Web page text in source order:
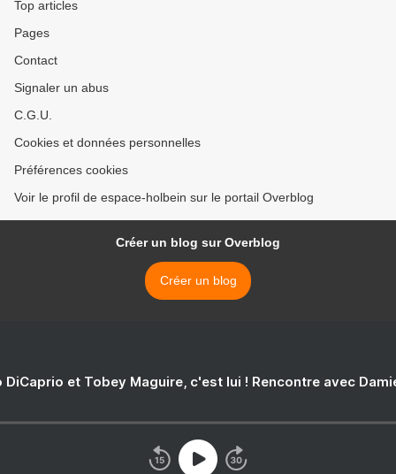
Top articles
Pages
Contact
Signaler un abus
C.G.U.
Cookies et données personnelles
Préférences cookies
Voir le profil de espace-holbein sur le portail Overblog
Créer un blog sur Overblog
Créer un blog
DiCaprio et Tobey Maguire, c'est lui ! Rencontre avec